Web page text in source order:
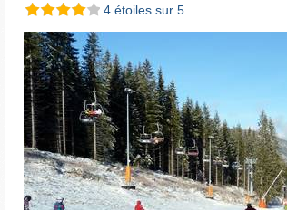
4 étoiles sur 5